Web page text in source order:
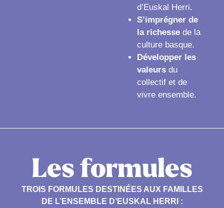
d’Euskal Herri.
S’imprégner de
la richesse de la
culture basque.
Développer les
valeurs du
collectif et de
vivre ensemble.
Les formules
TROIS FORMULES DESTINÉES AUX FAMILLES
DE L’ENSEMBLE D’EUSKAL HERRI :